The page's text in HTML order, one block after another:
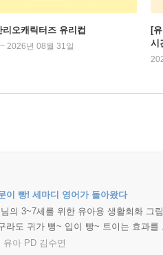
오캐릭터즈 유리컵
2026년 08월 31일
[
시
이 빵! 세마디 영어가 돌아왔다
의 3~7세를 위한 유아용 생활회화 그
라도 귀가 뻥~ 입이 빵~ 트이는 효과를
유아 PD 김수연